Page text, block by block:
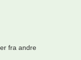
fra andre